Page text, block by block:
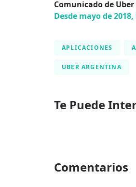
Comunicado de
Desde mayo de
APLICACIONES
UBER ARGENTINA
Te Puede
Comentarios